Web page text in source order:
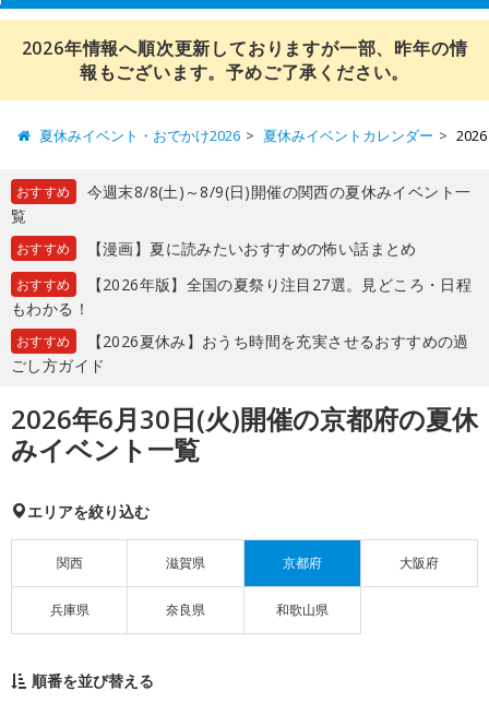
2026年情報へ順次更新しておりますが一部、昨年の情
報もございます。予めご了承ください。
夏休みイベント・おでかけ2026 夏休みイベントカレンダー
おすすめ
今週末8/8(土)～8/9(日)開催の関西の夏休みイベント一
覧
おすすめ 【漫画】夏に読みたいおすすめの怖い話まとめ
おすすめ
【2026年版】全国の夏祭り注目27選。見どころ・日程
もわかる！
おすすめ
【2026夏休み】おうち時間を充実させるおすすめの過
ごし方ガイド
2026年6月30日(火)開催の京都府の夏休
みイベント一覧
エリアを絞り込む
関西 滋賀県 京都府 大阪府
兵庫県 奈良県 和歌山県
順番を並び替える